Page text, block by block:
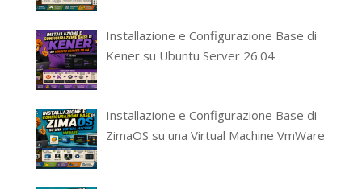
Installazione e Configurazione Base di
Kener su Ubuntu Server 26.04
Installazione e Configurazione Base di
ZimaOS su una Virtual Machine VmWare